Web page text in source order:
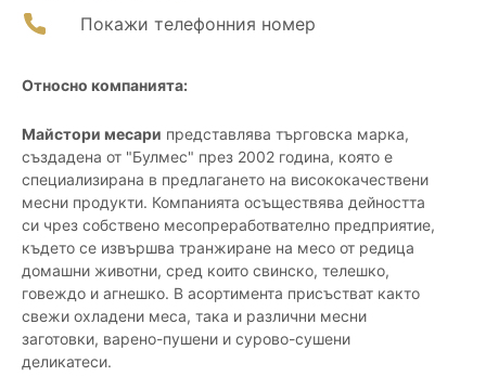
Покажи телефонния номер
Относно компанията:
Майстори месари представлява търговска марка,
създадена от "Булмес" през 2002 година, която е
специализирана в предлагането на висококачествени
месни продукти. Компанията осъществява дейността
си чрез собствено месопреработвателно предприятие,
където се извършва транжиране на месо от редица
домашни животни, сред които свинско, телешко,
говеждо и агнешко. В асортимента присъстват както
свежи охладени меса, така и различни месни
заготовки, варено-пушени и сурово-сушени
деликатеси.